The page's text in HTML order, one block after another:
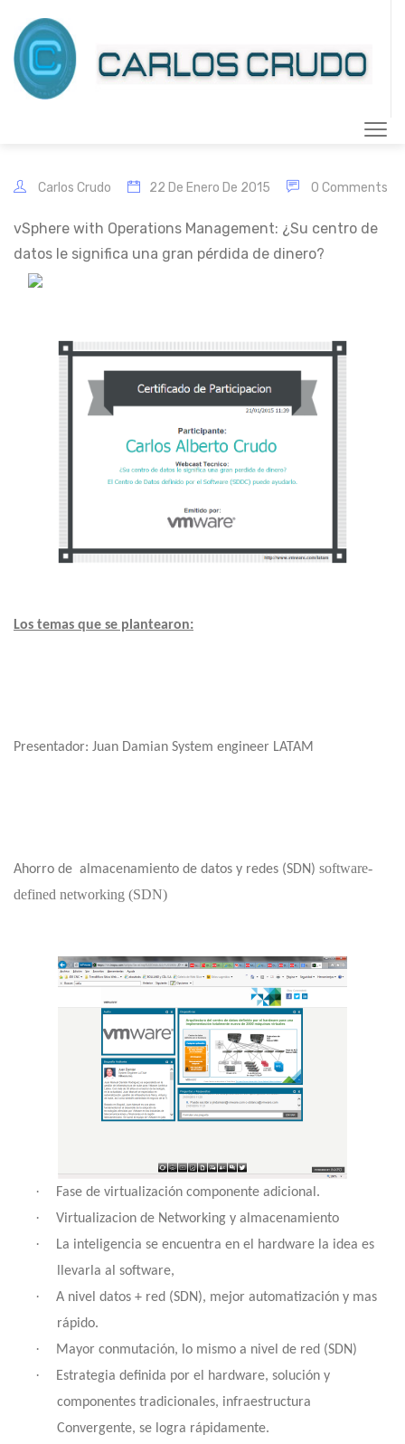
Carlos Crudo 22 De Enero De 2015 0 Comments
vSphere with Operations Management: ¿Su centro de
datos le significa una gran pérdida de dinero?
Los temas que se plantearon:
Presentador: Juan Damian System engineer LATAM
Ahorro de almacenamiento de datos y redes (SDN) software-
defined networking (SDN)
· Fase de virtualización componente adicional.
· Virtualizacion de Networking y almacenamiento
·
La inteligencia se encuentra en el hardware la idea es
llevarla al software,
·
A nivel datos + red (SDN), mejor automatización y mas
rápido.
· Mayor conmutación, lo mismo a nivel de red (SDN)
·
Estrategia definida por el hardware, solución y
componentes tradicionales, infraestructura
Convergente, se logra rápidamente.